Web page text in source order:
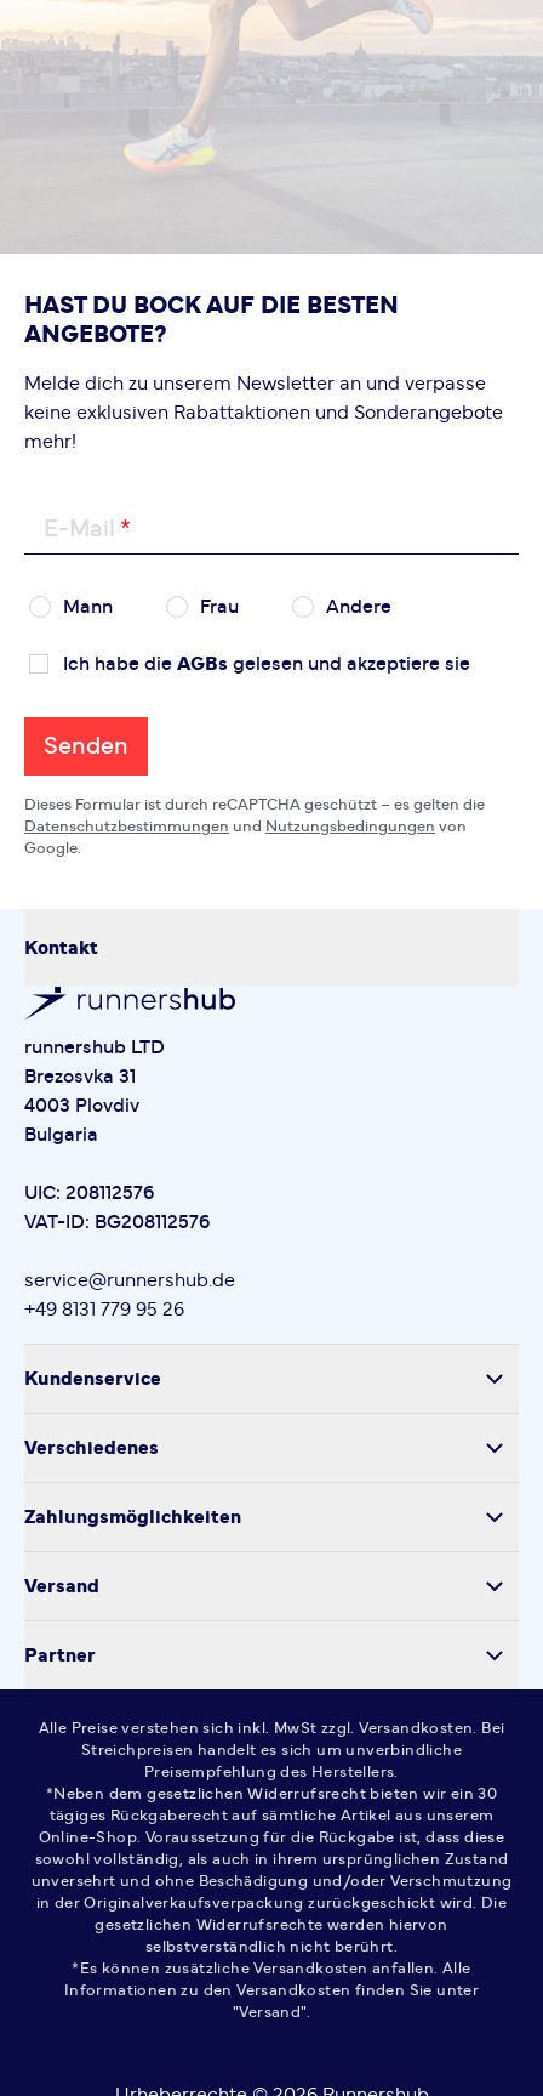
HAST DU BOCK AUF DIE BESTEN
ANGEBOTE?
Melde dich zu unserem Newsletter an und verpasse
keine exklusiven Rabattaktionen und Sonderangebote
mehr!
E-Mail
Mann Frau Andere
Ich habe die AGBs gelesen und akzeptiere sie
Senden
Dieses Formular ist durch reCAPTCHA geschützt – es gelten die
Datenschutzbestimmungen und Nutzungsbedingungen von
Google.
Kontakt
runnershub LTD
Brezosvka 31
4003 Plovdiv
Bulgaria
UIC: 208112576
VAT-ID: BG208112576
service@runnershub.de
+49 8131 779 95 26
Kundenservice
Produktsicherheit
Kontakt
Verschiedenes
Datenschutz
Widerrufsrecht
AGB
FAQ
Zahlungsmöglichkeiten
Versand
Partner
Alle Preise verstehen sich inkl. MwSt zzgl. Versandkosten. Bei
Streichpreisen handelt es sich um unverbindliche
Preisempfehlung des Herstellers.
*Neben dem gesetzlichen Widerrufsrecht bieten wir ein 30
tägiges Rückgaberecht auf sämtliche Artikel aus unserem
Online-Shop. Voraussetzung für die Rückgabe ist, dass diese
sowohl vollständig, als auch in ihrem ursprünglichen Zustand
unversehrt und ohne Beschädigung und/oder Verschmutzung
in der Originalverkaufsverpackung zurückgeschickt wird. Die
gesetzlichen Widerrufsrechte werden hiervon
selbstverständlich nicht berührt.
*Es können zusätzliche Versandkosten anfallen. Alle
Informationen zu den Versandkosten finden Sie unter
"Versand".